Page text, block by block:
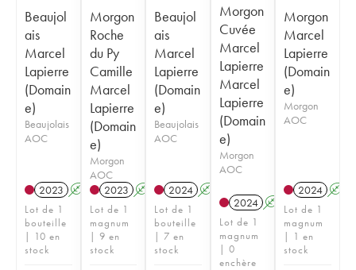
Beaujol
ais
Marcel
Lapierre
(Domain
e)
Beaujolais
AOC
2023 A S
Lot de 1
bouteille
| 10 en
stock
Morgon
Roche
du Py
Camille
Marcel
Lapierre
(Domain
e)
Morgon
AOC
2023 A S
Lot de 1
magnum
| 9 en
stock
Beaujol
ais
Marcel
Lapierre
(Domain
e)
Beaujolais
AOC
2024 A
Lot de 1
bouteille
| 7 en
stock
Morgon
Cuvée
Marcel
Lapierre
Marcel
Lapierre
(Domain
e)
Morgon
AOC
2024 A S
Lot de 1
magnum
| 0
enchère
Morgon
Marcel
Lapierre
(Domain
e)
Morgon
AOC
2024 A
Lot de 1
magnum
| 1 en
stock